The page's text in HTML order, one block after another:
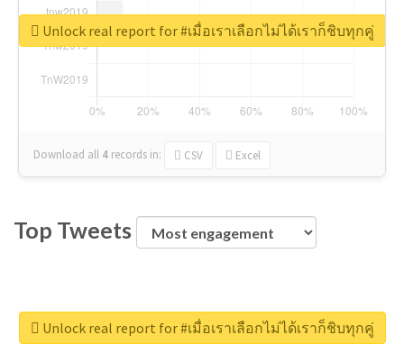
Download all 4 records in: CSV Excel
Unlock real report for #เมื่อเราเลือกไม่ได้เราก็ชิบทุกคู่
Top Tweets
Unlock real report for #เมื่อเราเลือกไม่ได้เราก็ชิบทุกคู่